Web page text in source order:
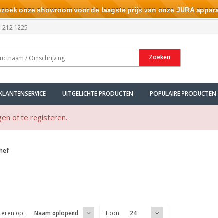
212 1225
Zoeken
UITGELICHTE PRODUCTEN POPULAIRE PRODUCTEN
of te registeren.
op: Naam oplopend Toon: 24
onze showroom voor de laagste prijs van onze JURA